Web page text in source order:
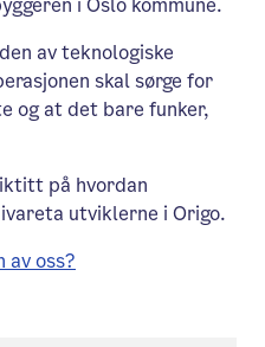
av teknologiske
skal sørge for
og at det bare funker,
på hvordan
utviklerne i Origo.
av oss?